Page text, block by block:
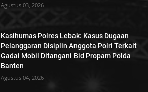
Agustus 03, 2026
Kasihumas Polres Lebak: Kasus Dugaan
Pelanggaran Disiplin Anggota Polri Terkait
Gadai Mobil Ditangani Bid Propam Polda
Banten
Agustus 04, 2026